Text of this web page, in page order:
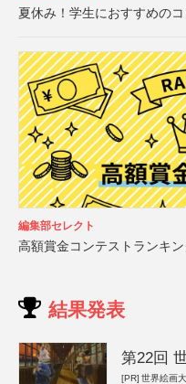
夏休み！学生におすすめの
編集部セレクト
高額賞金コンテストランキン
結果発表
第22回
[PR] 世界絵画